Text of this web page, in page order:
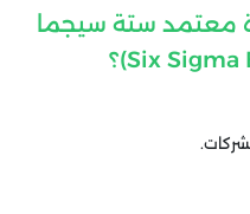
معتمد ستة سيجما